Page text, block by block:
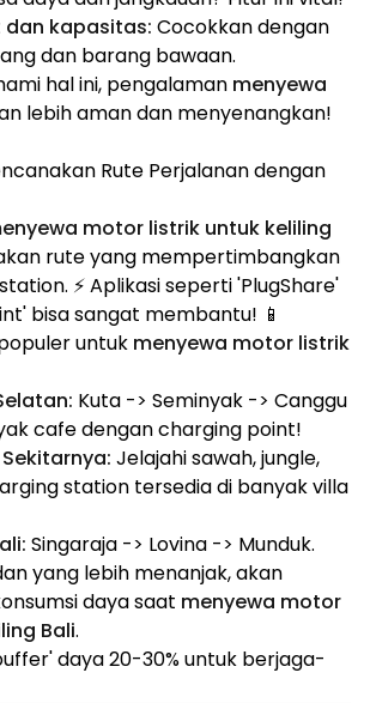
dan kapasitas: Cocokkan dengan
dan barang bawaan.
hal ini, pengalaman menyewa
lebih aman dan menyenangkan!
Rute Perjalanan dengan
motor listrik untuk keliling
rute yang mempertimbangkan
⚡ Aplikasi seperti 'PlugShare'
bisa sangat membantu! 📱
untuk menyewa motor listrik
Kuta -> Seminyak -> Canggu
cafe dengan charging point!
Jelajahi sawah, jungle,
station tersedia di banyak villa
Singaraja -> Lovina -> Munduk.
yang lebih menanjak, akan
daya saat menyewa motor
Bali.
daya 20-30% untuk berjaga-